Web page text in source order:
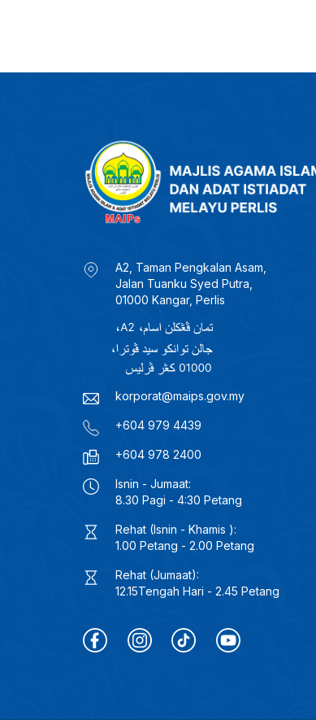
A2, Taman Pengkalan Asam,
Jalan Tuanku Syed Putra,
01000 Kangar, Perlis
korporat@maips.gov.my
+604 979 4439
+604 978 2400
Isnin - Jumaat:
8.30 Pagi - 4:30 Petang
Rehat (Isnin - Khamis ):
1.00 Petang - 2.00 Petang
Rehat (Jumaat):
12.15Tengah Hari - 2.45 Petang